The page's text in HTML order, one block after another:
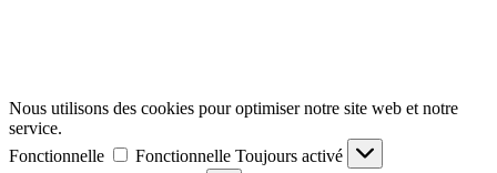
Nous utilisons des cookies pour optimiser notre site web et notre
service.
Fonctionnelle
Fonctionnelle Toujours activé